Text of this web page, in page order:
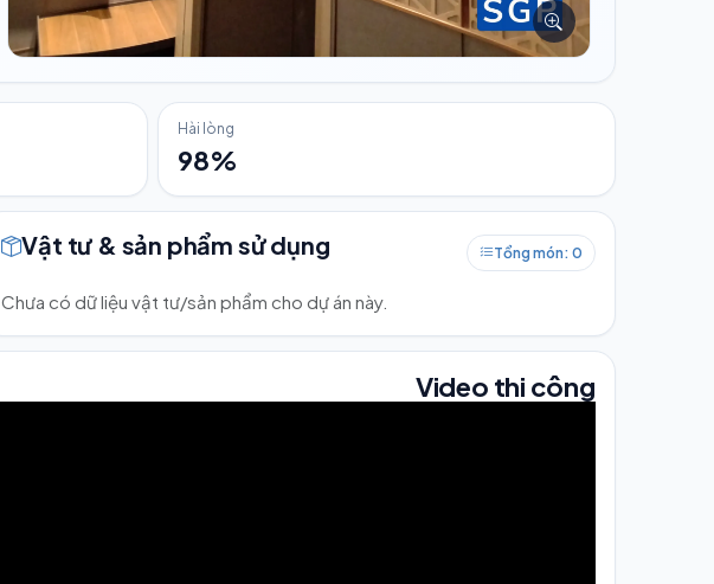
Hài lòng
98%
Vật tư & sản phẩm sử dụng Tổng món: 0
Chưa có dữ liệu vật tư/sản phẩm cho dự án này.
Video thi công